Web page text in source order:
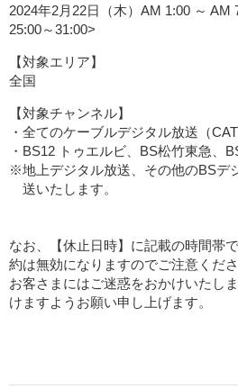
2024年2月22日（木）AM 1:00 ～ AM
25:00～31:00>
【対象エリア】
全国
【対象チャンネル】
・全てのケーブルデジタル放送（
・BS12 トゥエルビ、BS松竹東急、
※地上デジタル放送、その他のBSデ
送いたします。
なお、【休止日時】に記載の時間帯
約は無効になりますのでご注意くださ
お客さまにはご迷惑をおかけいたし
けますようお願い申し上げます。